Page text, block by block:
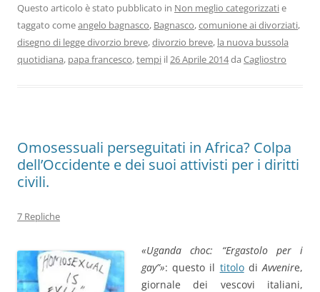
Questo articolo è stato pubblicato in Non meglio categorizzatie
taggato comeangelo bagnasco, Bagnasco,comunione ai divorziati,
disegno di legge divorzio breve,divorzio breve, la nuova bussola
quotidiana, papa francesco,tempi il26 Aprile 2014da Cagliostro
Omosessuali perseguitati in Africa? Colpa
dell’Occidente e dei suoi attivisti per i diritti
civili.
7 Repliche
«Uganda choc: “Ergastolo per i
gay”»: questo il titolodiAvvenire,
giornale dei vescovi italiani,